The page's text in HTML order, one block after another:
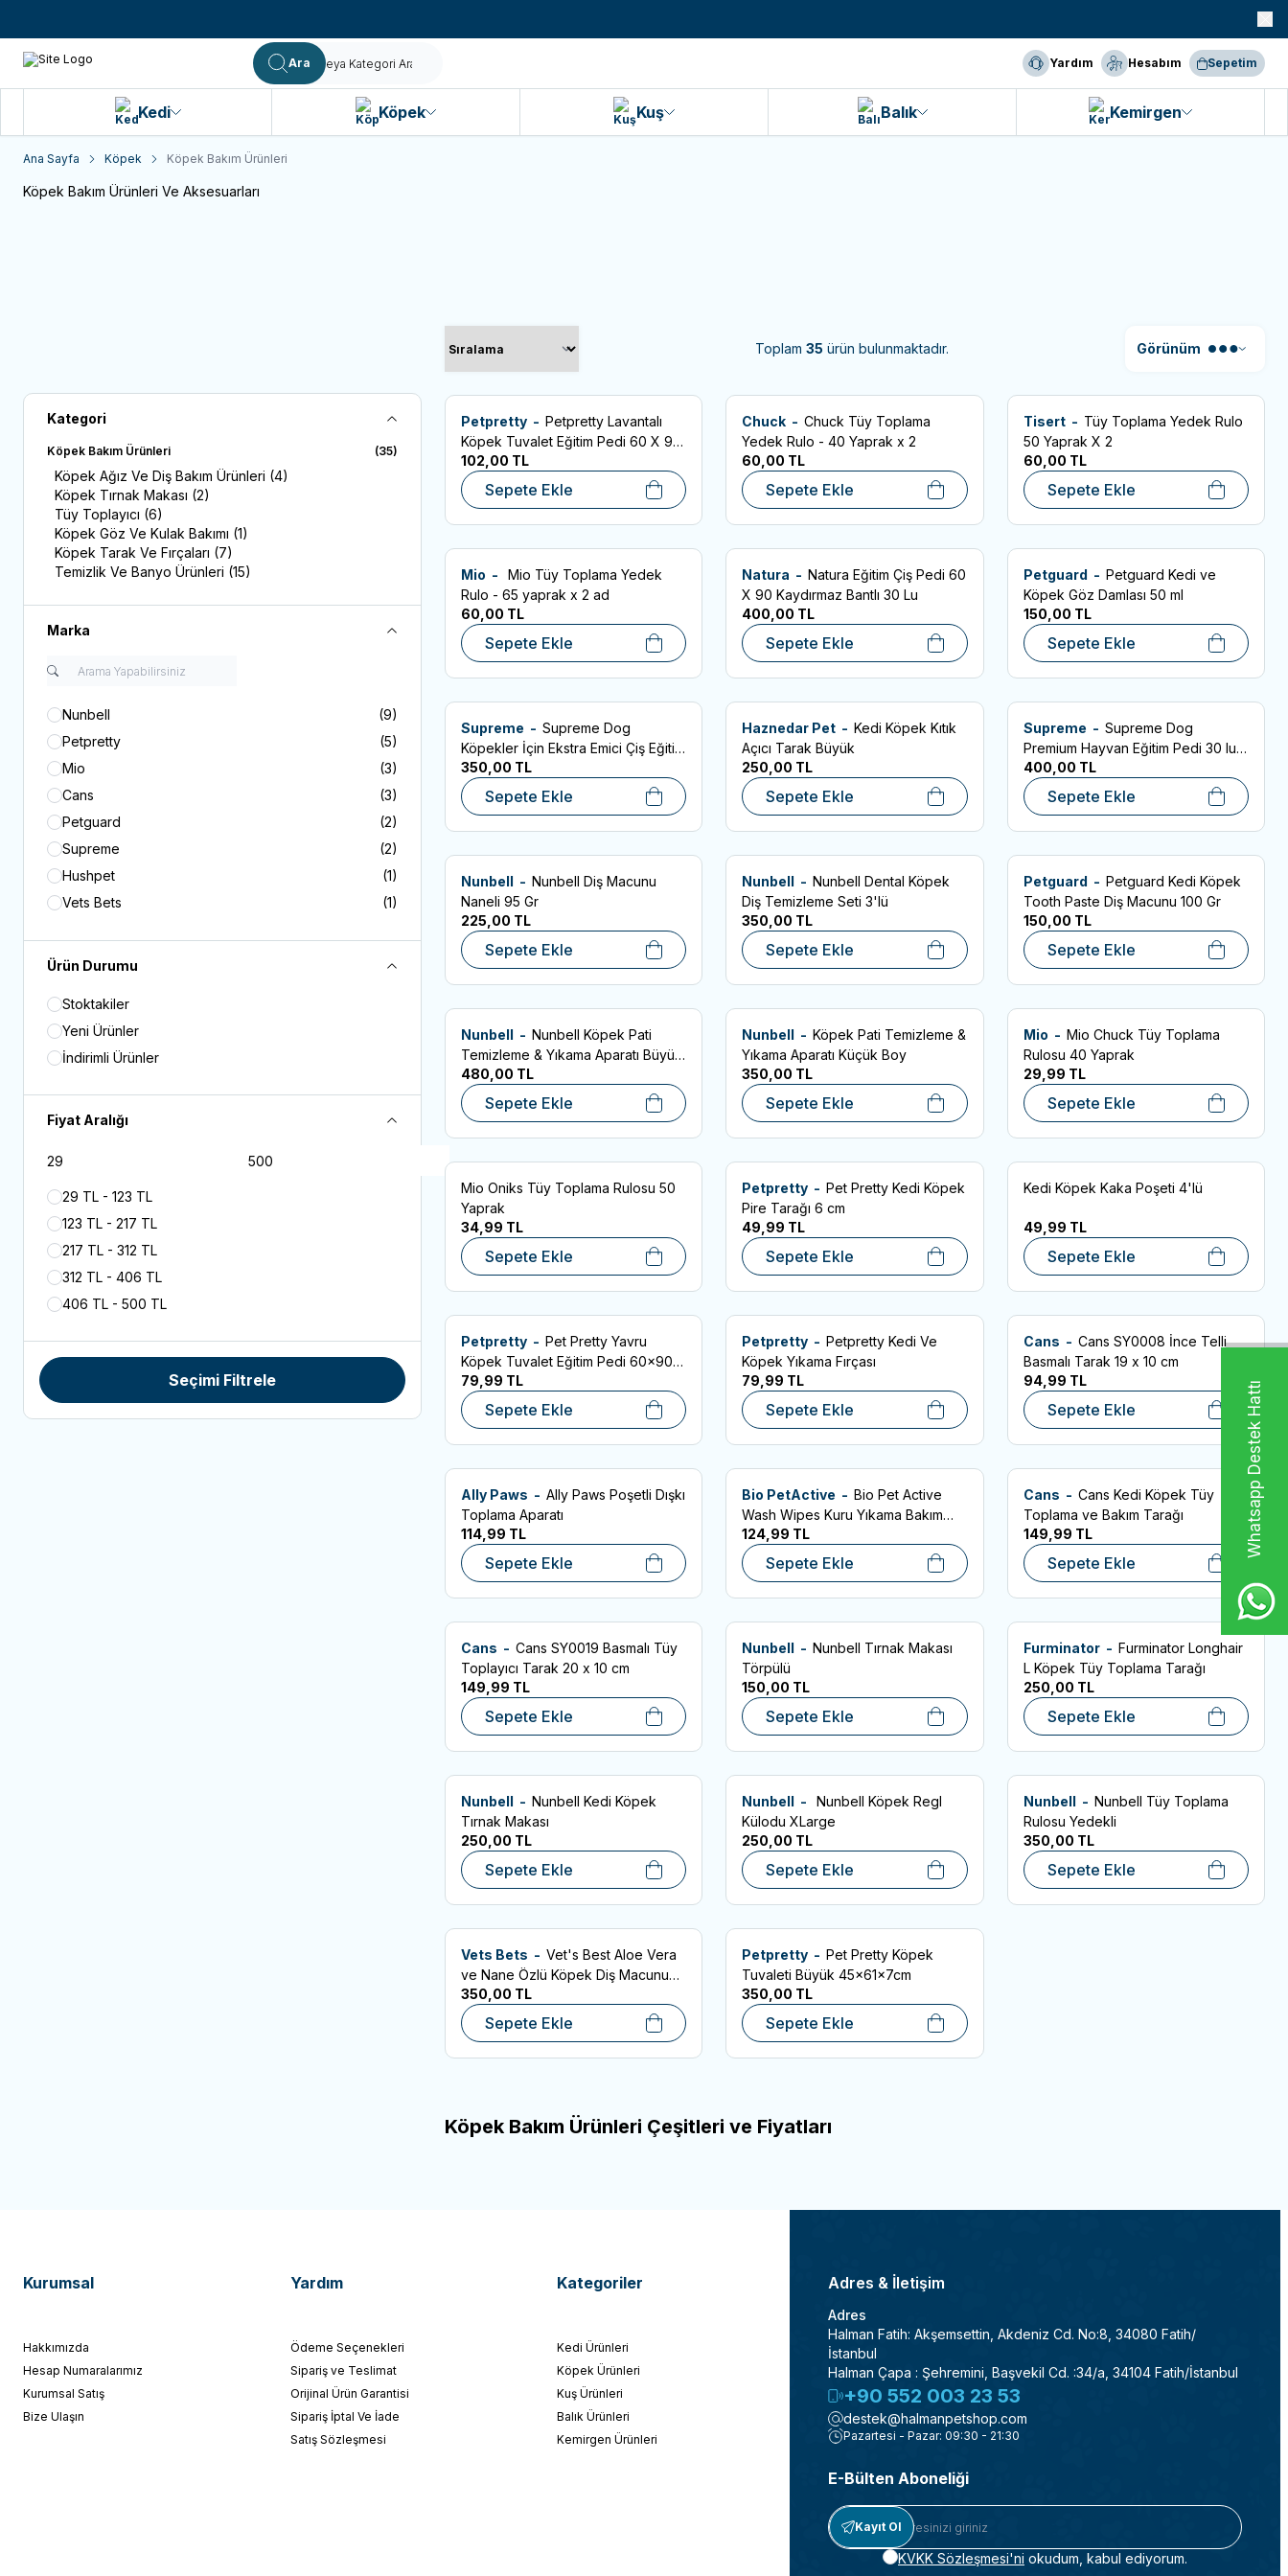
Whatsapp Destek Hattı
Ara Yardım Hesabım Sepetim
Kedi Köpek Kuş Balık Kemirgen
Ana Sayfa Köpek Köpek Bakım Ürünleri
Köpek Bakım Ürünleri Ve Aksesuarları
Kategori
Köpek Bakım Ürünleri (35)
Köpek Ağız Ve Diş Bakım Ürünleri (4)
Köpek Tırnak Makası (2)
Tüy Toplayıcı (6)
Köpek Göz Ve Kulak Bakımı (1)
Köpek Tarak Ve Fırçaları (7)
Temizlik Ve Banyo Ürünleri (15)
Marka
Nunbell
(9)
Petpretty
(5)
Mio
(3)
Cans
(3)
Petguard
(2)
Supreme
(2)
Hushpet
(1)
Vets Bets
(1)
Bio PetActive
Haznedar Pet
Natura
Tisert
Ürün Durumu
Stoktakiler
Yeni Ürünler
İndirimli Ürünler
Fiyat Aralığı
29 TL - 123 TL
123 TL - 217 TL
217 TL - 312 TL
312 TL - 406 TL
406 TL - 500 TL
Seçimi Filtrele
Toplam 35 ürün bulunmaktadır. Görünüm
Favorilere Ekle
Petpretty - Petpretty Lavantalı
Köpek Tuvalet Eğitim Pedi 60 X 90
Cm 10'Lu
102,00 TL
Sepete Ekle
Favorilere Ekle
Chuck -Chuck Tüy Toplama
Yedek Rulo - 40 Yaprak x 2
60,00 TL
Sepete Ekle
Favorilere Ekle
Tisert - Tüy Toplama Yedek Rulo
50 Yaprak X 2
60,00 TL
Sepete Ekle
Favorilere Ekle
Mio -
Mio Tüy Toplama Yedek
Rulo - 65 yaprak x 2 ad
60,00 TL
Sepete Ekle
Favorilere Ekle
Natura -Natura Eğitim Çiş Pedi 60
X 90 Kaydırmaz Bantlı 30 Lu
400,00 TL
Sepete Ekle
SKT: 03.04.2029
Favorilere Ekle
Petguard - Petguard Kedi ve
Köpek Göz Damlası 50 ml
150,00 TL
Sepete Ekle
Favorilere Ekle
Supreme - Supreme Dog
Köpekler İçin Ekstra Emici Çiş Eğitim
Pedi 60x90cm (30'lu)
350,00 TL
Sepete Ekle
Favorilere Ekle
Haznedar Pet -Kedi Köpek Kıtık
Açıcı Tarak Büyük
250,00 TL
Sepete Ekle
Favorilere Ekle
Supreme - Supreme Dog
Premium Hayvan Eğitim Pedi 30 lu
Paket - (4 Katlı Pet)
400,00 TL
Sepete Ekle
Favorilere Ekle
Nunbell - Nunbell Diş Macunu
Naneli 95 Gr
225,00 TL
Sepete Ekle
Favorilere Ekle
Nunbell -Nunbell Dental Köpek
Diş Temizleme Seti 3'lü
350,00 TL
Sepete Ekle
SKT: 05.2027
Favorilere Ekle
Petguard - Petguard Kedi Köpek
Tooth Paste Diş Macunu 100 Gr
150,00 TL
Sepete Ekle
Favorilere Ekle
Nunbell - Nunbell Köpek Pati
Temizleme & Yıkama Aparatı Büyük
Boy
480,00 TL
Sepete Ekle
Favorilere Ekle
Nunbell -Köpek Pati Temizleme &
Yıkama Aparatı Küçük Boy
350,00 TL
Sepete Ekle
Favorilere Ekle
Mio - Mio Chuck Tüy Toplama
Rulosu 40 Yaprak
29,99 TL
Sepete Ekle
Favorilere Ekle
Mio Oniks Tüy Toplama Rulosu 50
Yaprak
34,99 TL
Sepete Ekle
Favorilere Ekle
Petpretty -Pet Pretty Kedi Köpek
Pire Tarağı 6 cm
49,99 TL
Sepete Ekle
Favorilere Ekle
Kedi Köpek Kaka Poşeti 4'lü
49,99 TL
Sepete Ekle
Favorilere Ekle
Petpretty - Pet Pretty Yavru
Köpek Tuvalet Eğitim Pedi 60x90
cm 10 Lu
79,99 TL
Sepete Ekle
Favorilere Ekle
Petpretty -Petpretty Kedi Ve
Köpek Yıkama Fırçası
79,99 TL
Sepete Ekle
Favorilere Ekle
Cans - Cans SY0008 İnce Telli
Basmalı Tarak 19 x 10 cm
94,99 TL
Sepete Ekle
Favorilere Ekle
Ally Paws - Ally Paws Poşetli Dışkı
Toplama Aparatı
114,99 TL
Sepete Ekle
Favorilere Ekle
Bio PetActive -Bio Pet Active
Wash Wipes Kuru Yıkama Bakım
Havlusu (25 Adet)
124,99 TL
Sepete Ekle
Favorilere Ekle
Cans - Cans Kedi Köpek Tüy
Toplama ve Bakım Tarağı
149,99 TL
Sepete Ekle
Favorilere Ekle
Cans - Cans SY0019 Basmalı Tüy
Toplayıcı Tarak 20 x 10 cm
149,99 TL
Sepete Ekle
Favorilere Ekle
Nunbell -Nunbell Tırnak Makası
Törpülü
150,00 TL
Sepete Ekle
Favorilere Ekle
Furminator - Furminator Longhair
L Köpek Tüy Toplama Tarağı
250,00 TL
Sepete Ekle
Favorilere Ekle
Nunbell - Nunbell Kedi Köpek
Tırnak Makası
250,00 TL
Sepete Ekle
Favorilere Ekle
Nunbell -
Nunbell Köpek Regl
Külodu XLarge
250,00 TL
Sepete Ekle
Favorilere Ekle
Nunbell - Nunbell Tüy Toplama
Rulosu Yedekli
350,00 TL
Sepete Ekle
Favorilere Ekle
Vets Bets - Vet's Best Aloe Vera
ve Nane Özlü Köpek Diş Macunu
100gr
350,00 TL
Sepete Ekle
Favorilere Ekle
Petpretty -Pet Pretty Köpek
Tuvaleti Büyük 45x61x7cm
350,00 TL
Sepete Ekle
Köpek Bakım Ürünleri Çeşitleri ve Fiyatları
Kurumsal
Hakkımızda
Hesap Numaralarımız
Kurumsal Satış
Bize Ulaşın
Yardım
Ödeme Seçenekleri
Sipariş ve Teslimat
Orijinal Ürün Garantisi
Sipariş İptal Ve İade
Satış Sözleşmesi
Kategoriler
Kedi Ürünleri
Köpek Ürünleri
Kuş Ürünleri
Balık Ürünleri
Kemirgen Ürünleri
Adres & İletişim
Adres
Halman Fatih: Akşemsettin, Akdeniz Cd. No:8, 34080 Fatih/
İstanbul
Halman Çapa : Şehremini, Başvekil Cd. :34/a, 34104 Fatih/İstanbul
+90 552 003 23 53
destek@halmanpetshop.com
Pazartesi - Pazar: 09:30 - 21:30
E-Bülten Aboneliği
Kayıt Ol
KVKK Sözleşmesi'ni okudum, kabul ediyorum.